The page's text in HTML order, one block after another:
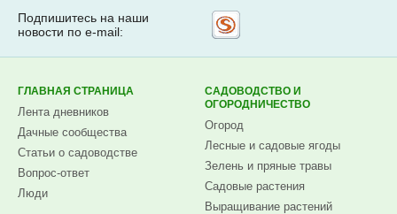
Подпишитесь на наши
новости по e-mail:
ГЛАВНАЯ СТРАНИЦА
Лента дневников
Дачные сообщества
Статьи о садоводстве
Вопрос-ответ
Люди
САДОВОДСТВО И
ОГОРОДНИЧЕСТВО
Огород
Лесные и садовые ягоды
Зелень и пряные травы
Садовые растения
Выращивание растений